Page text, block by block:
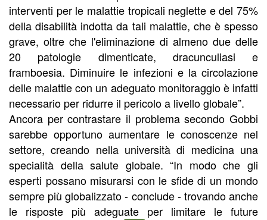
interventi per le malattie tropicali neglette e del 75%
della disabilità indotta da tali malattie, che è spesso
grave, oltre che l'eliminazione di almeno due delle
20 patologie dimenticate, dracunculiasi e
framboesia. Diminuire le infezioni e la circolazione
delle malattie con un adeguato monitoraggio è infatti
necessario per ridurre il pericolo a livello globale”.
Ancora per contrastare il problema secondo Gobbi
sarebbe opportuno aumentare le conoscenze nel
settore, creando nella università di medicina una
specialità della salute globale. “In modo che gli
esperti possano misurarsi con le sfide di un mondo
sempre più globalizzato - conclude - trovando anche
le risposte più adeguate per limitare le future